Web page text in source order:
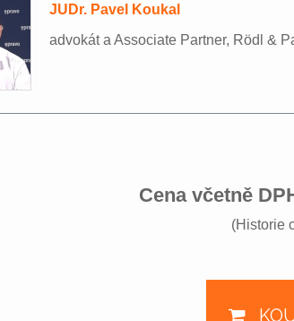
JUDr. Pavel Koukal
advokát a Associate Partner, Rödl &
Cena včetně
(Historie